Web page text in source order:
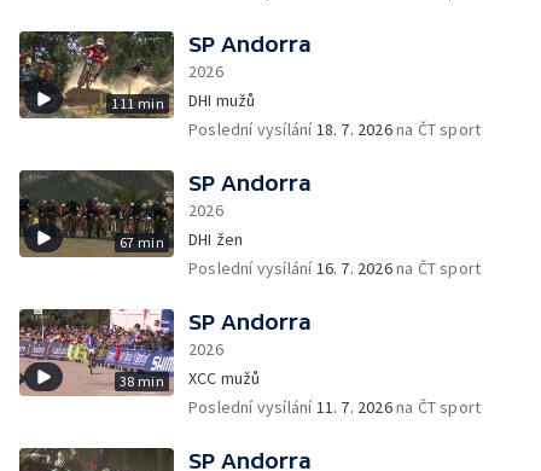
111 min
SP Andorra
2026
DHI mužů
Poslední vysílání18. 7. 2026na ČT sport
67 min
SP Andorra
2026
DHI žen
Poslední vysílání16. 7. 2026na ČT sport
38 min
SP Andorra
2026
XCC mužů
Poslední vysílání11. 7. 2026na ČT sport
SP Andorra